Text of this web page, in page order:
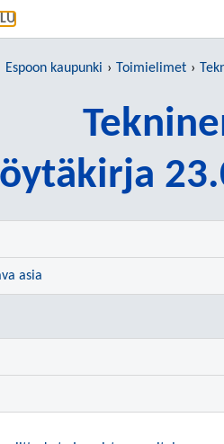
Espoon kaupunki Toimielimet
asia